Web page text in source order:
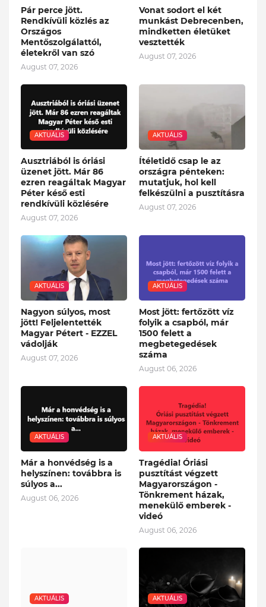
Pár perce jött.
Rendkívüli közlés az
Országos
Mentőszolgálattól,
életekről van szó
August 07, 2026
Vonat sodort el két
munkást Debrecenben,
mindketten életüket
vesztették
August 07, 2026
AKTUÁLIS
Ausztriából is óriási
üzenet jött. Már 86
ezren reagáltak Magyar
Péter késő esti
rendkívüli közlésére
August 07, 2026
AKTUÁLIS
Ítéletidő csap le az
országra pénteken:
mutatjuk, hol kell
felkészülni a pusztításra
August 07, 2026
AKTUÁLIS
Nagyon súlyos, most
jött! Feljelentették
Magyar Pétert - EZZEL
vádolják
August 07, 2026
AKTUÁLIS
Most jött: fertőzött víz
folyik a csapból, már
1500 felett a
megbetegedések
száma
August 06, 2026
AKTUÁLIS
Már a honvédség is a
helyszínen: továbbra is
súlyos a...
August 06, 2026
AKTUÁLIS
Tragédia! Óriási
pusztítást végzett
Magyarországon -
Tönkrement házak,
menekülő emberek -
videó
August 06, 2026
AKTUÁLIS AKTUÁLIS